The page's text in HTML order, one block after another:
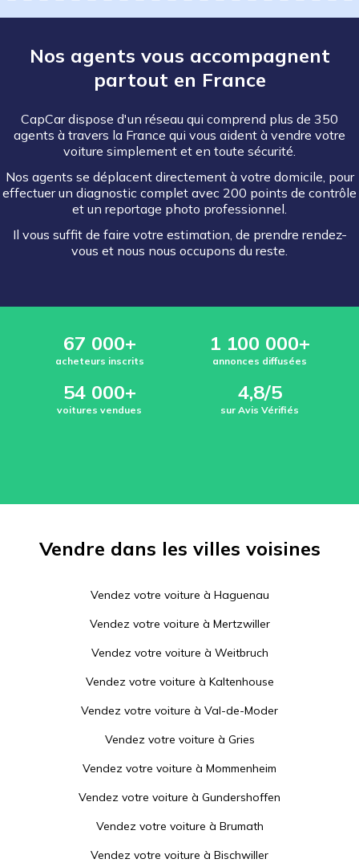
Nos agents vous accompagnent
partout en France
CapCar dispose d'un réseau qui comprend plus de 350
agents à travers la France qui vous aident à vendre votre
voiture simplement et en toute sécurité.
Nos agents se déplacent directement à votre domicile, pour
effectuer un diagnostic complet avec 200 points de contrôle
et un reportage photo professionnel.
Il vous suffit de faire votre estimation, de prendre rendez-
vous et nous nous occupons du reste.
67 000+
acheteurs inscrits
1 100 000+
annonces diffusées
54 000+
voitures vendues
4,8/5
sur Avis Vérifiés
Vendre dans les villes voisines
Vendez votre voiture à Haguenau
Vendez votre voiture à Mertzwiller
Vendez votre voiture à Weitbruch
Vendez votre voiture à Kaltenhouse
Vendez votre voiture à Val-de-Moder
Vendez votre voiture à Gries
Vendez votre voiture à Mommenheim
Vendez votre voiture à Gundershoffen
Vendez votre voiture à Brumath
Vendez votre voiture à Bischwiller